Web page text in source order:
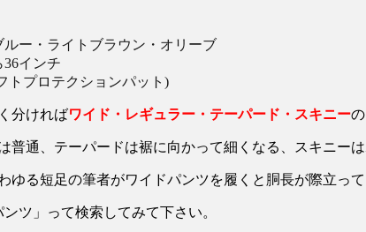
ー・ライトブラウン・オリーブ
インチ
トプロテクションパット)
分ければワイド・レギュラー・テーパード・スキニー
普通、テーパードは裾に向かって細くなる、スキニー
ゆる短足の筆者がワイドパンツを履くと胴長が際立って
ツ」って検索してみて下さい。